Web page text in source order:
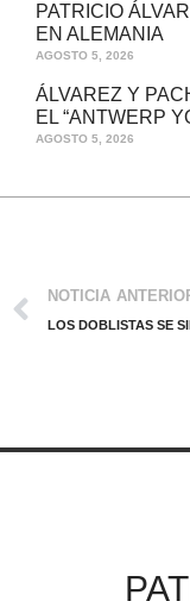
PATRICIO
EN ALEMANIA
AGOSTO 5, 2026
ÁLVAREZ Y
EL “ANTWERP
AGOSTO 5, 2026
NOTICIA